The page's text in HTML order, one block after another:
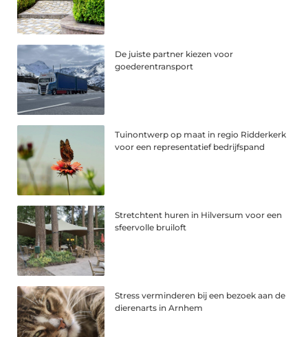
De juiste partner kiezen voor
goederentransport
Tuinontwerp op maat in regio Ridderkerk
voor een representatief bedrijfspand
Stretchtent huren in Hilversum voor een
sfeervolle bruiloft
Stress verminderen bij een bezoek aan de
dierenarts in Arnhem